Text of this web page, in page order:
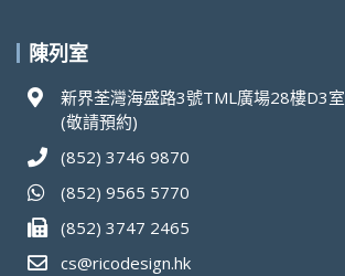
陳列室
新界荃灣海盛路3號TML廣場28樓D3室
(敬請預約)
(852) 3746 9870
(852) 9565 5770
(852) 3747 2465
cs@ricodesign.hk